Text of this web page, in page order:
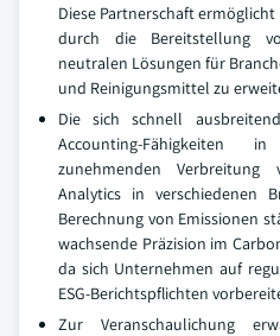
Diese Partnerschaft
durch die Bereitstellung
neutralen Lösungen für
und Reinigungsmittel zu
Die sich schnell
Accounting-
zunehmenden Verbreitung
Analytics in verschiedenen
Berechnung von Emissionen
wachsende Präzision im
da sich Unternehmen auf
ESG-Berichtspflichten
Zur Veranschaulichung